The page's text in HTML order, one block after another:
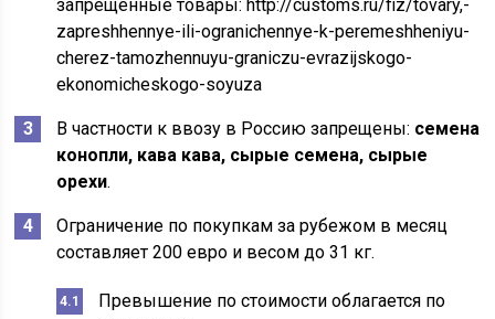
запрещенные товары: http://customs.ru/fiz/tovary,-
zapreshhennye-ili-ogranichennye-k-peremeshheniyu-
cherez-tamozhennuyu-graniczu-evrazijskogo-
ekonomicheskogo-soyuza
В частности к ввозу в Россию запрещены: семена
конопли, кава кава, сырые семена, сырые
орехи.
Ограничение по покупкам за рубежом в месяц
составляет 200 евро и весом до 31 кг.
Превышение по стоимости облагается по